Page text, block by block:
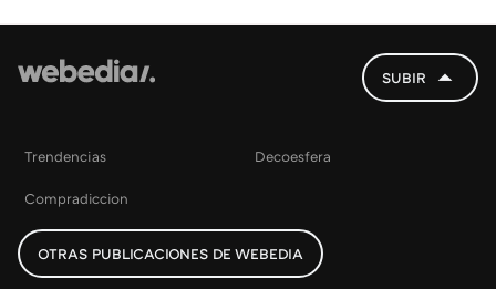
SUBIR
Trendencias Decoesfera
Compradiccion
OTRAS PUBLICACIONES DE WEBEDIA